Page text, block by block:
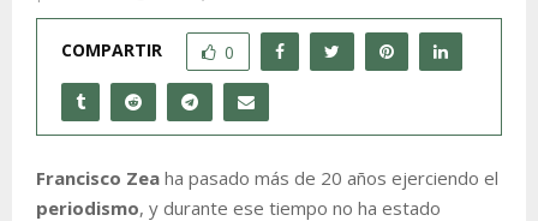
COMPARTIR 0
Francisco Zea ha pasado más de 20 años ejerciendo el
periodismo, y durante ese tiempo no ha estado